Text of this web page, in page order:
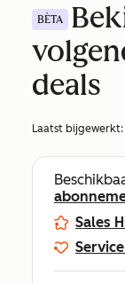
BÈTA
deals
Laatst bijgewerkt:
Sales